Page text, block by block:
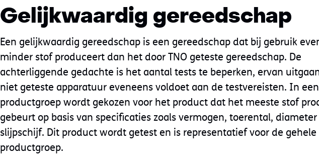
Gelijkwaardig gereedschap
Een gelijkwaardig gereedschap is een gereedschap dat bij gebruik
minder stof produceert dan het door TNO geteste gereedschap. De
achterliggende gedachte is het aantal tests te beperken, ervan
niet geteste apparatuur eveneens voldoet aan de testvereisten. In een
productgroep wordt gekozen voor het product dat het meeste stof
gebeurt op basis van specificaties zoals vermogen, toerental,
slijpschijf. Dit product wordt getest en is representatief voor de gehele
productgroep.